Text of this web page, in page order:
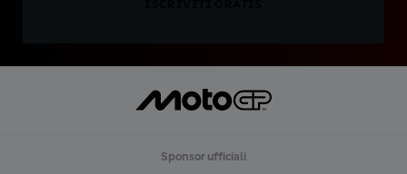
Sponsor ufficiali